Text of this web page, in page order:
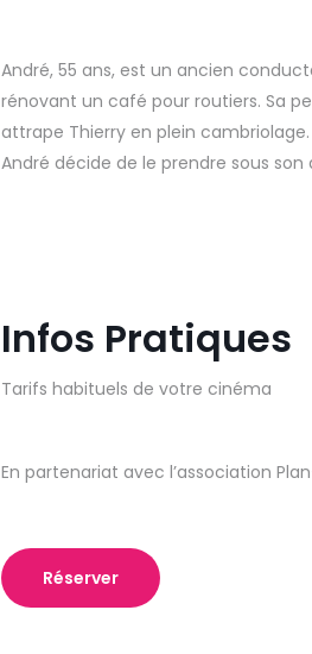
André, 55 ans, est un ancien
rénovant un café pour routiers. Sa
attrape Thierry en plein
André décide de le prendre sous
Infos Pratiques
Tarifs habituels de votre cinéma
En partenariat avec l’association
Réserver